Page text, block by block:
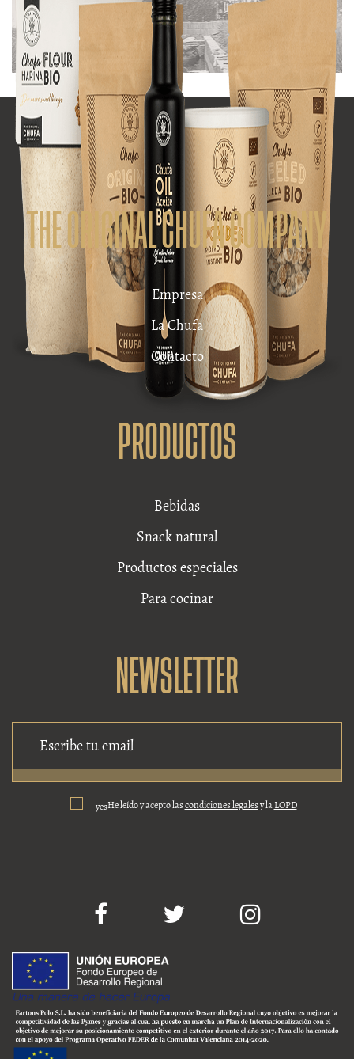
THE ORIGINAL CHUFA COMPANY
Empresa
La Chufa
Contacto
PRODUCTOS
Bebidas
Snack natural
Productos especiales
Para cocinar
NEWSLETTER
yesHe leído y acepto lascondiciones legalesy laLOPD